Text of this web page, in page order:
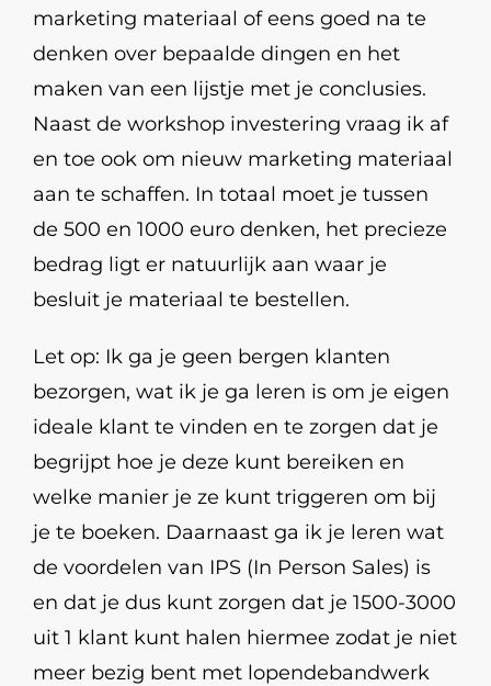
marketing materiaal of eens goed na te
denken over bepaalde dingen en het
maken van een lijstje met je conclusies.
Naast de workshop investering vraag ik af
en toe ook om nieuw marketing materiaal
aan te schaffen. In totaal moet je tussen
de 500 en 1000 euro denken, het precieze
bedrag ligt er natuurlijk aan waar je
besluit je materiaal te bestellen.
Let op: Ik ga je geen bergen klanten
bezorgen, wat ik je ga leren is om je eigen
ideale klant te vinden en te zorgen dat je
begrijpt hoe je deze kunt bereiken en
welke manier je ze kunt triggeren om bij
je te boeken. Daarnaast ga ik je leren wat
de voordelen van IPS (In Person Sales) is
en dat je dus kunt zorgen dat je 1500-3000
uit 1 klant kunt halen hiermee zodat je niet
meer bezig bent met lopendebandwerk